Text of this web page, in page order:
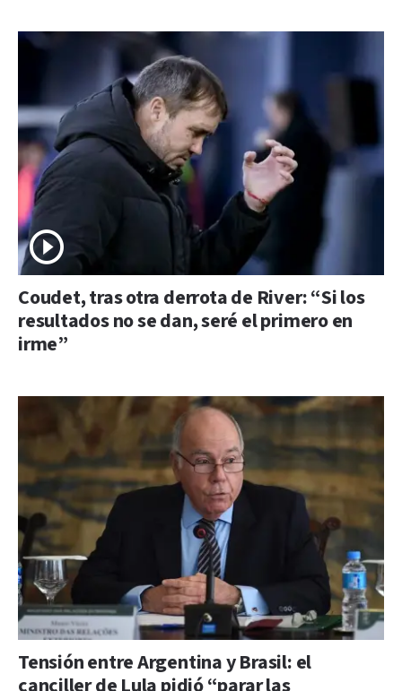
Coudet, tras otra derrota de River: “Si los
resultados no se dan, seré el primero en
irme”
Tensión entre Argentina y Brasil: el
canciller de Lula pidió “parar las